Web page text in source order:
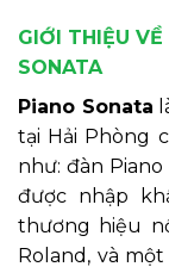
GIỚI THIỆU
SONATA
Piano Sonata
tại Hải Phòng
như: đàn Piano
được nhập
thương hiệu
Roland, và